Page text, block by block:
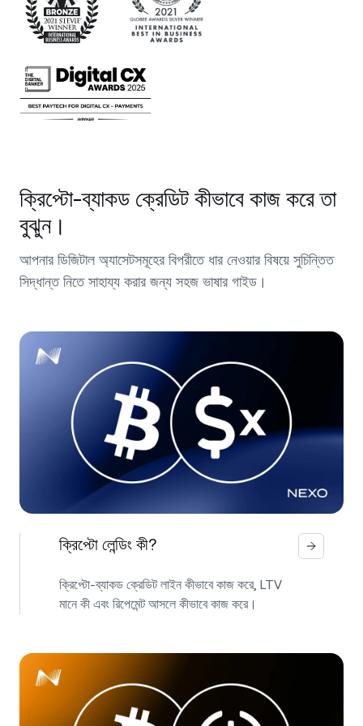
ক্রিপ্টো-ব্যাকড ক্রেডিট কীভাবে কাজ করে তা
বুঝুন।
আপনার ডিজিটাল অ্যাসেটসমূহের বিপরীতে ধার নেওয়ার বিষয়ে সুচিন্তিত
সিদ্ধান্ত নিতে সাহায্য করার জন্য সহজ ভাষার গাইড।
ক্রিপ্টো লেন্ডিং কী?
ক্রিপ্টো-ব্যাকড ক্রেডিট লাইন কীভাবে কাজ করে, LTV
মানে কী এবং রিপেমেন্ট আসলে কীভাবে কাজ করে।